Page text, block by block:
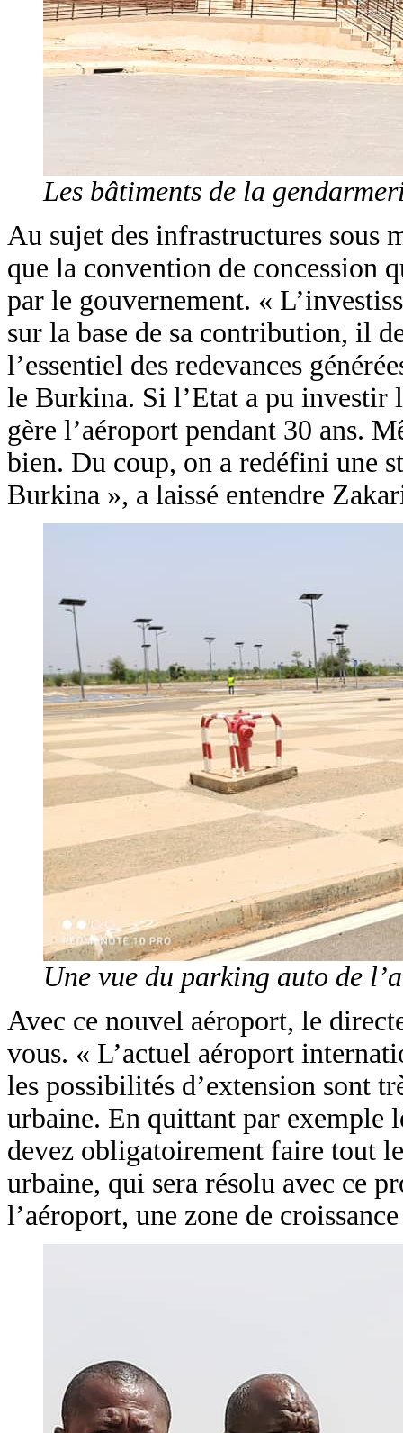
Les bâtiments de la
Au sujet des infrastructures sous
que la convention de concession
par le gouvernement. «
sur la base de sa contribution, il
l’essentiel des redevances
le Burkina. Si l’Etat a pu investir
gère l’aéroport pendant 30 ans.
bien. Du coup, on a redéfini une
Burkina », a laissé entendre
Une vue du parking auto de
Avec ce nouvel aéroport, le
vous. « L’actuel aéroport
les possibilités d’extension sont
urbaine. En quittant par exemple
devez obligatoirement faire tout
urbaine, qui sera résolu avec ce
l’aéroport, une zone de